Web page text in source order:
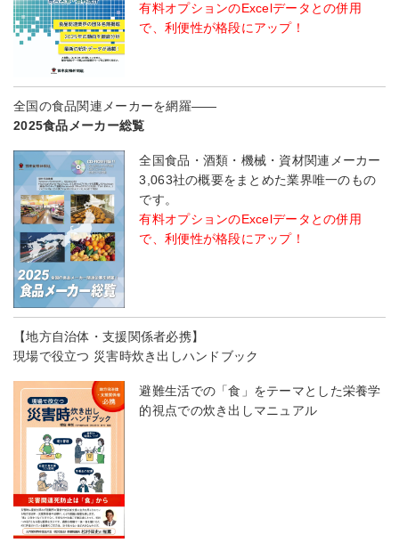
有料オプションのExcelデータとの併用
で、利便性が格段にアップ！
全国の食品関連メーカーを網羅――
2025食品メーカー総覧
全国食品・酒類・機械・資材関連メーカー
3,063社の概要をまとめた業界唯一のもの
です。
有料オプションのExcelデータとの併用
で、利便性が格段にアップ！
【地方自治体・支援関係者必携】
現場で役立つ 災害時炊き出しハンドブック
避難生活での「食」をテーマとした栄養学
的視点での炊き出しマニュアル